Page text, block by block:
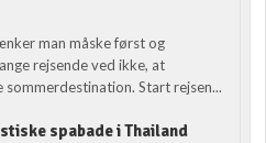
man måske først og
rejsende ved ikke, at
Start rejsen...
spabade i Thailand